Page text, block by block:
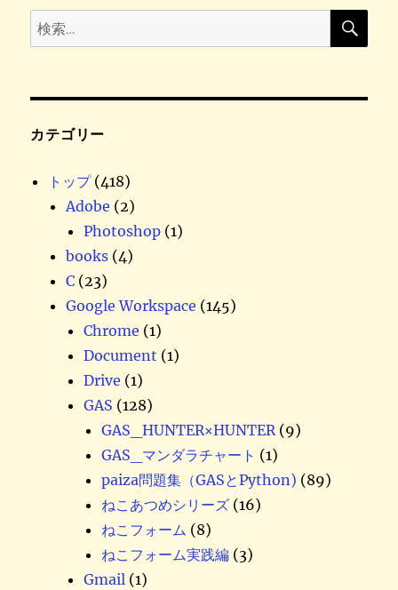
検
索
検
カテゴリー
トップ(418)
Adobe (2)
Photoshop (1)
books (4)
C (23)
Google Workspace (145)
Chrome (1)
Document (1)
Drive (1)
GAS (128)
GAS_HUNTER×HUNTER(9)
GAS_マンダラチャート (1)
paiza問題集（GASとPython) (89)
ねこあつめシリーズ (16)
ねこフォーム (8)
ねこフォーム実践編 (3)
Gmail (1)